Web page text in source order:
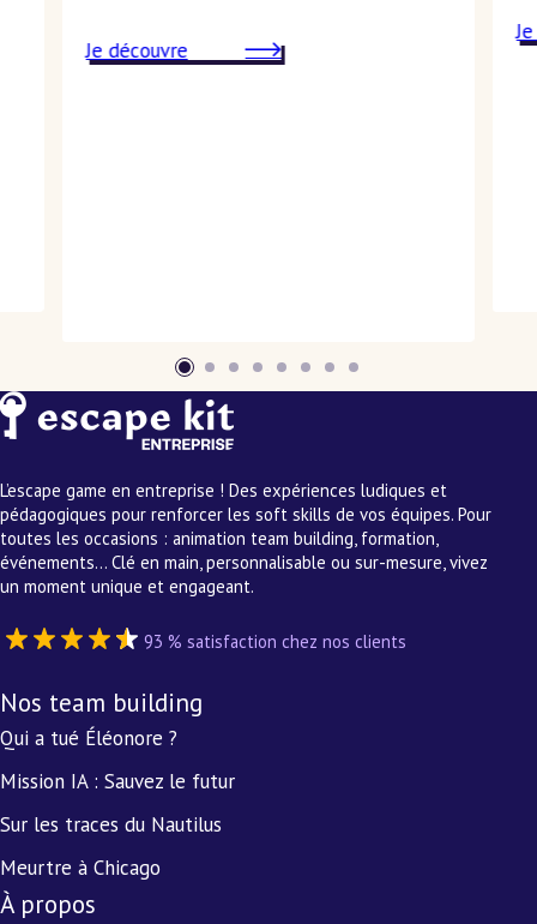
Je découvre
L’escape game en entreprise ! Des expériences ludiques et
pédagogiques pour renforcer les soft skills de vos équipes. Pour
toutes les occasions : animation team building, formation,
événements… Clé en main, personnalisable ou sur-mesure, vivez
un moment unique et engageant.
93 % satisfaction chez nos clients
Nos team building
Qui a tué Éléonore ?
Mission IA : Sauvez le futur
Sur les traces du Nautilus
Meurtre à Chicago
À propos